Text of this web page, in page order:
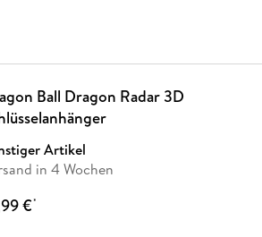
Ball Dragon Radar 3D
Artikel
in 4 Wochen
€*